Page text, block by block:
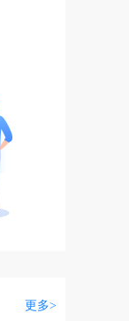
更多>